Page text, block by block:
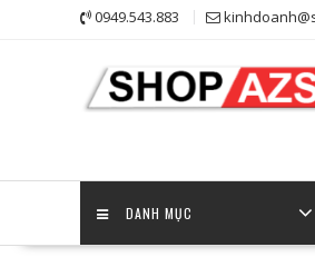
0949.543.883
DANH MỤC